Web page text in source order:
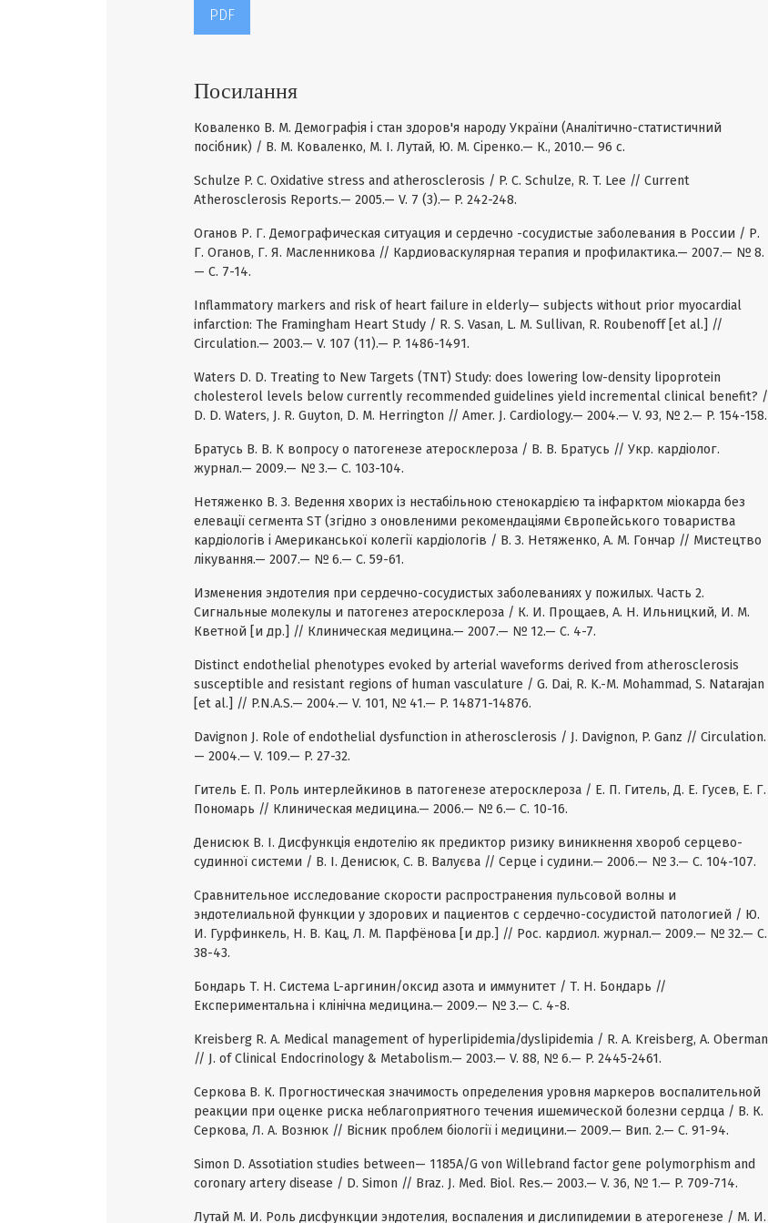
PDF
Посилання
Коваленко В. М. Демографія і стан здоров'я народу України (Аналітично-статистичний
посібник) / В. М. Коваленко, М. І. Лутай, Ю. М. Сіренко.— К., 2010.— 96 с.
Schulze P. C. Oxidative stress and atherosclerosis / P. C. Schulze, R. T. Lee // Current
Atherosclerosis Reports.— 2005.— V. 7 (3).— P. 242-248.
Оганов Р. Г. Демографическая ситуация и сердечно -сосудистые заболевания в России / Р.
Г. Оганов, Г. Я. Масленникова // Кардиоваскулярная терапия и профилактика.— 2007.— № 8.
— С. 7-14.
Inflammatory markers and risk of heart failure in elderly— subjects without prior myocardial
infarction: The Framingham Heart Study / R. S. Vasan, L. M. Sullivan, R. Roubenoff [et al.] //
Circulation.— 2003.— V. 107 (11).— P. 1486-1491.
Waters D. D. Treating to New Targets (TNT) Study: does lowering low-density lipoprotein
cholesterol levels below currently recommended guidelines yield incremental clinical benefit? /
D. D. Waters, J. R. Guyton, D. M. Herrington // Amer. J. Cardiology.— 2004.— V. 93, № 2.— P. 154-158.
Братусь В. В. К вопросу о патогенезе атеросклероза / В. В. Братусь // Укр. кардіолог.
журнал.— 2009.— № 3.— С. 103-104.
Нетяженко В. З. Ведення хворих із нестабільною стенокардією та інфарктом міокарда без
елевації сегмента ST (згідно з оновленими рекомендаціями Європейського товариства
кардіологів і Американської колегії кардіологів / В. З. Нетяженко, А. М. Гончар // Мистецтво
лікування.— 2007.— № 6.— С. 59-61.
Изменения эндотелия при сердечно-сосудистых заболеваниях у пожилых. Часть 2.
Сигнальные молекулы и патогенез атеросклероза / К. И. Прощаев, А. Н. Ильницкий, И. М.
Кветной [и др.] // Клиническая медицина.— 2007.— № 12.— С. 4-7.
Distinct endothelial phenotypes evoked by arterial waveforms derived from atherosclerosis
susceptible and resistant regions of human vasculature / G. Dai, R. K.-M. Mohammad, S. Natarajan
[et al.] // P.N.A.S.— 2004.— V. 101, № 41.— P. 14871-14876.
Davignon J. Role of endothelial dysfunction in atherosclerosis / J. Davignon, P. Ganz // Circulation.
— 2004.— V. 109.— P. 27-32.
Гитель Е. П. Роль интерлейкинов в патогенезе атеросклероза / Е. П. Гитель, Д. Е. Гусев, Е. Г.
Пономарь // Клиническая медицина.— 2006.— № 6.— С. 10-16.
Денисюк В. І. Дисфункція ендотелію як предиктор ризику виникнення хвороб серцево-
судинної системи / В. І. Денисюк, С. В. Валуєва // Серце і судини.— 2006.— № 3.— С. 104-107.
Сравнительное исследование скорости распространения пульсовой волны и
эндотелиальной функции у здорових и пациентов с сердечно-сосудистой патологией / Ю.
И. Гурфинкель, Н. В. Кац, Л. М. Парфёнова [и др.] // Рос. кардиол. журнал.— 2009.— № 32.— С.
38-43.
Бондарь Т. Н. Система L-аргинин/оксид азота и иммунитет / Т. Н. Бондарь //
Експериментальна і клінічна медицина.— 2009.— № 3.— С. 4-8.
Kreisberg R. A. Medical management of hyperlipidemia/dyslipidemia / R. A. Kreisberg, A. Oberman
// J. of Clinical Endocrinology & Metabolism.— 2003.— V. 88, № 6.— P. 2445-2461.
Серкова В. К. Прогностическая значимость определения уровня маркеров воспалительной
реакции при оценке риска неблагоприятного течения ишемической болезни сердца / В. К.
Серкова, Л. А. Вознюк // Вісник проблем біології і медицини.— 2009.— Вип. 2.— С. 91-94.
Simon D. Assotiation studies between— 1185A/G von Willebrand factor gene polymorphism and
coronary artery disease / D. Simon // Braz. J. Med. Biol. Res.— 2003.— V. 36, № 1.— P. 709-714.
Лутай М. И. Роль дисфункции эндотелия, воспаления и дислипидемии в атерогенезе / М. И.